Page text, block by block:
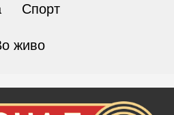
Спорт
живо